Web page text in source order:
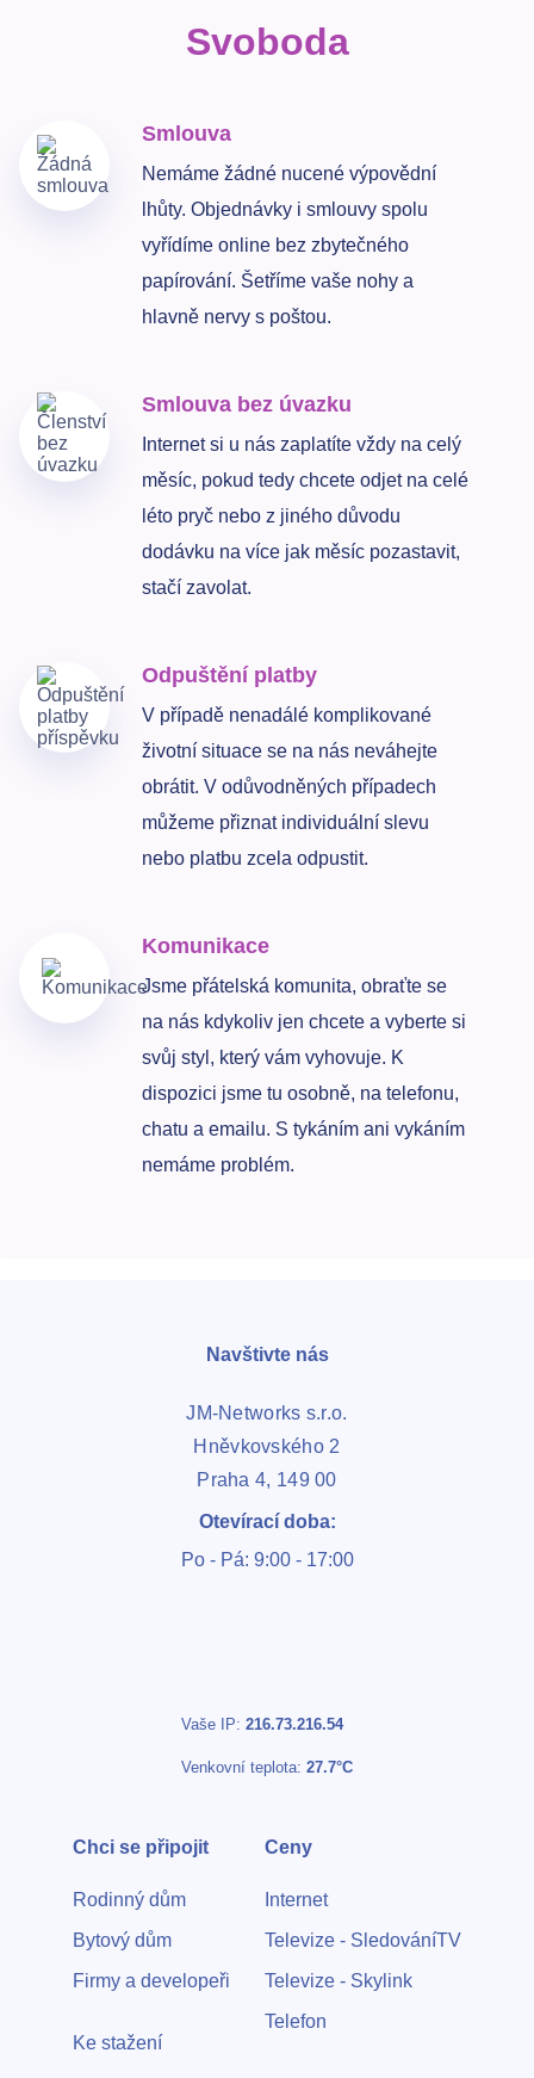
Svoboda
Smlouva
Nemáme žádné nucené výpovědní
lhůty. Objednávky i smlouvy spolu
vyřídíme online bez zbytečného
papírování. Šetříme vaše nohy a
hlavně nervy s poštou.
Smlouva bez úvazku
Internet si u nás zaplatíte vždy na celý
měsíc, pokud tedy chcete odjet na celé
léto pryč nebo z jiného důvodu
dodávku na více jak měsíc pozastavit,
stačí zavolat.
Odpuštění platby
V případě nenadálé komplikované
životní situace se na nás neváhejte
obrátit. V odůvodněných případech
můžeme přiznat individuální slevu
nebo platbu zcela odpustit.
Komunikace
Jsme přátelská komunita, obraťte se
na nás kdykoliv jen chcete a vyberte si
svůj styl, který vám vyhovuje. K
dispozici jsme tu osobně, na telefonu,
chatu a emailu. S tykáním ani vykáním
nemáme problém.
Vaše IP: 216.73.216.54
Venkovní teplota: 27.7°C
Navštivte nás
JM-Networks s.r.o.
Hněvkovského 2
Praha 4, 149 00
Otevírací doba:
Po - Pá: 9:00 - 17:00
Chci se připojit
Rodinný dům
Bytový dům
Firmy a developeři
Ke stažení
Ceny
Internet
Televize - SledováníTV
Televize - Skylink
Telefon